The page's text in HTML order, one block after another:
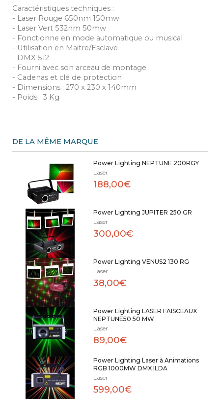
Caractéristiques techniques :
- Laser Rouge 650nm 150mw
- Laser Vert 532nm 50mw
- Fonctionne en mode automatique ou musical
- Utilisation en Maitre/Esclave
- DMX 512
- Fourni avec son arceau de montage
- Cadenas et clé de protection
- Dimensions : 270 x 230 x 140mm
- Poids : 3 Kg
DE LA MÊME MARQUE
Power Lighting NEPTUNE 200RGY
Laser
188,00€
Power Lighting JUPITER 250 GR
Laser
300,00€
Power Lighting VENUS2 130 RG
Laser
38,00€
Power Lighting LASER FAISCEAUX
NEPTUNE50 50 MW
Laser
89,00€
Power Lighting Laser à Animations
RGB 1000MW DMX ILDA
Laser
599,00€